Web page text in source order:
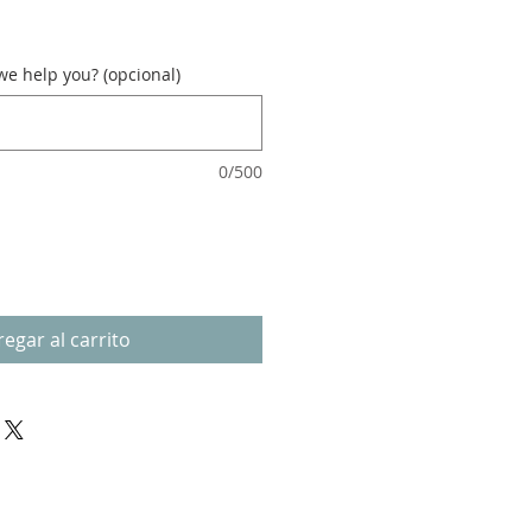
help you? (opcional)
0/500
al carrito